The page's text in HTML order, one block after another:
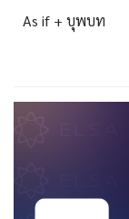
As if + บุพบท